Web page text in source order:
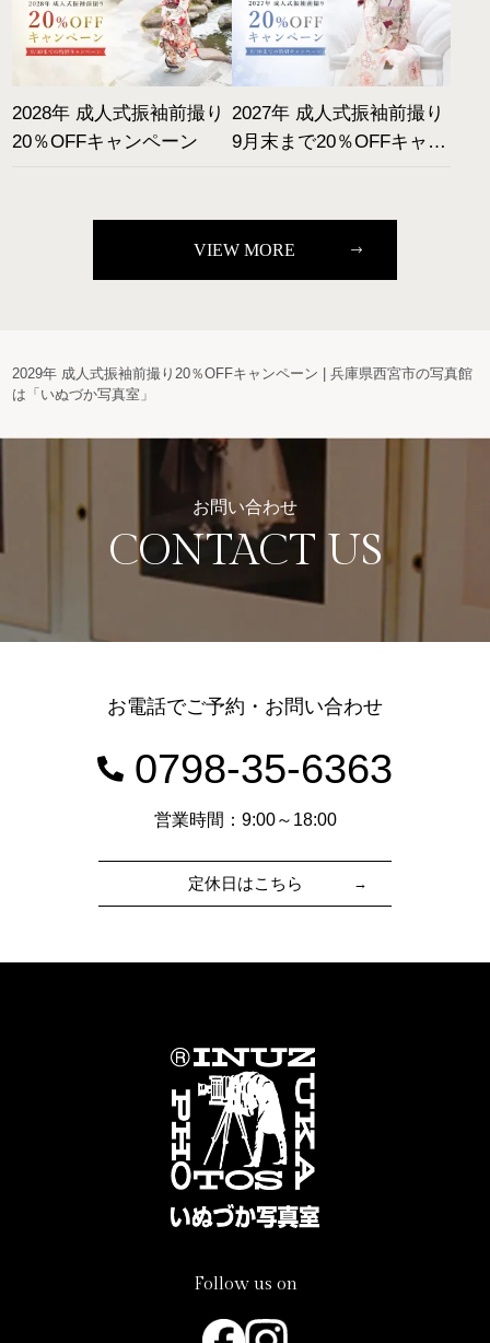
2028年 成人式振袖前撮り
20％OFFキャンペーン
2027年 成人式振袖前撮り
9月末まで20％OFFキャン
VIEW MORE
2029年 成人式振袖前撮り20％OFFキャンペーン | 兵庫県西宮市の写真館
は「いぬづか写真室」
お問い合わせ
CONTACT US
お電話でご予約・お問い合わせ
0798-35-6363
営業時間：9:00～18:00
定休日はこちら
Follow us on